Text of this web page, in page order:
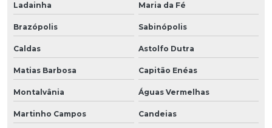
Ladainha Maria da Fé
Brazópolis Sabinópolis
Caldas Astolfo Dutra
Matias Barbosa Capitão Enéas
Montalvânia Águas Vermelhas
Martinho Campos Candeias